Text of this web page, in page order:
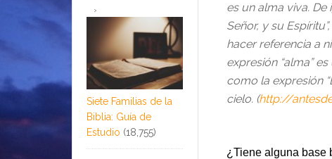
es un alma viva. De
Señor, y su
hacer referencia a
expresión “alma”
como la expresión
cielo. (http://
¿Tiene alguna base
Siete Familias de la
Biblia: Guía de
Estudio (18,755)